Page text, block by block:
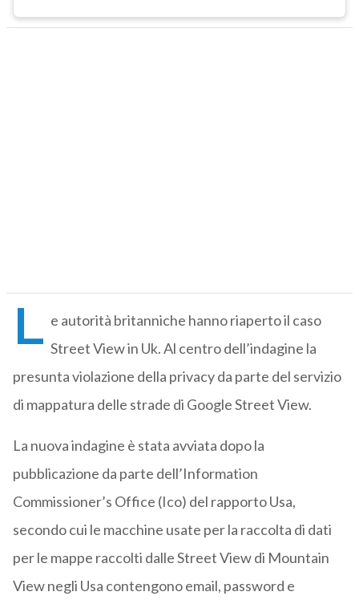
L e autorità britanniche hanno riaperto il caso
Street View in Uk. Al centro dell’indagine la
presunta violazione della privacy da parte del servizio
di mappatura delle strade di Google Street View.
La nuova indagine è stata avviata dopo la
pubblicazione da parte dell’Information
Commissioner’s Office (Ico) del rapporto Usa,
secondo cui le macchine usate per la raccolta di dati
per le mappe raccolti dalle Street View di Mountain
View negli Usa contengono email, password e